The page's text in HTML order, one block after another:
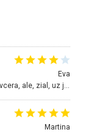
Eva
Hojdacka v Krpelanoch uz nie je, vysli sme si k nej vcera, ale, zial, uz je znicena. Ak sem planujete cestu len kvoli hojdacke, mozete si ju usetrit. Krasny vyhlad je tu vsak aj bez hojdacky :-)
Martina